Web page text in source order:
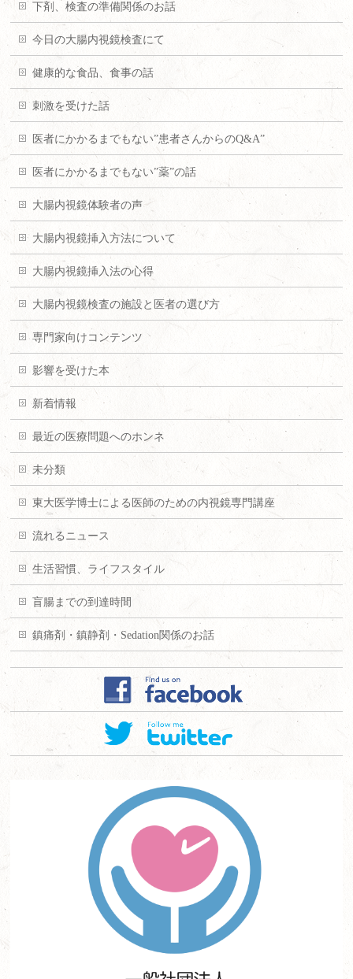
下剤、検査の準備関係のお話
今日の大腸内視鏡検査にて
健康的な食品、食事の話
刺激を受けた話
医者にかかるまでもない”患者さんからのQ&A”
医者にかかるまでもない”薬”の話
大腸内視鏡体験者の声
大腸内視鏡挿入方法について
大腸内視鏡挿入法の心得
大腸内視鏡検査の施設と医者の選び方
専門家向けコンテンツ
影響を受けた本
新着情報
最近の医療問題へのホンネ
未分類
東大医学博士による医師のための内視鏡専門講座
流れるニュース
生活習慣、ライフスタイル
盲腸までの到達時間
鎮痛剤・鎮静剤・Sedation関係のお話